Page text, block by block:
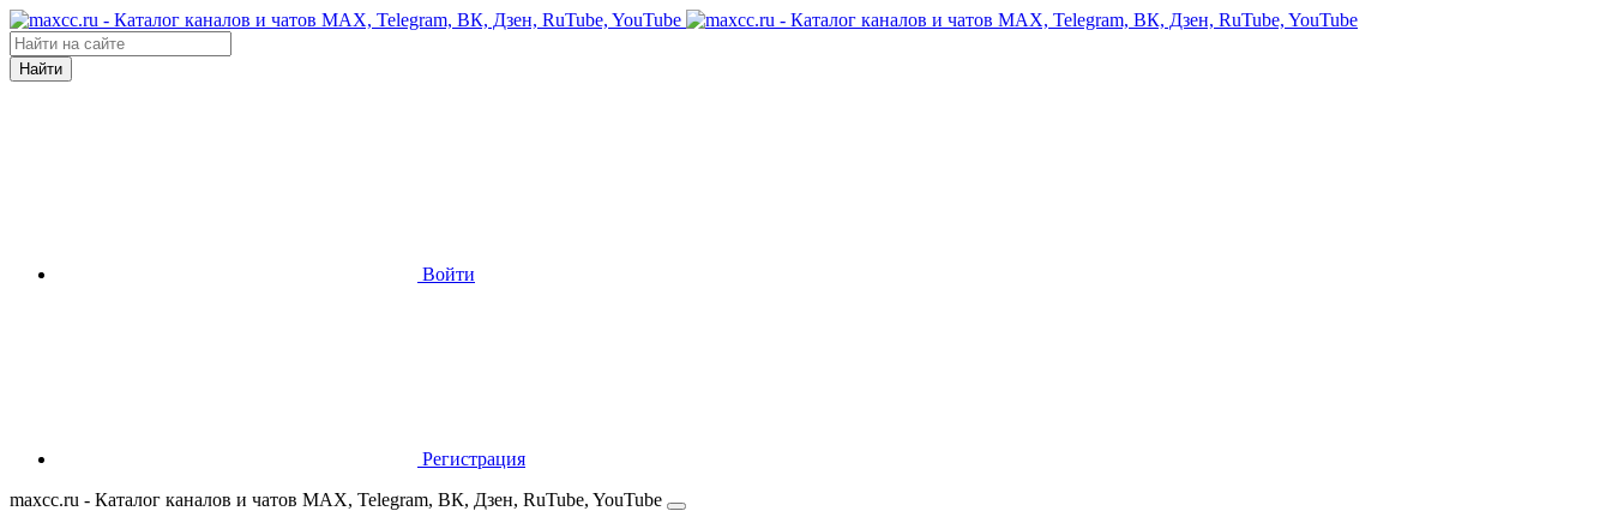
Найти
Войти
Регистрация
maxcc.ru - Каталог каналов и чатов MAX, Telegram, ВК, Дзен, RuTube, YouTube